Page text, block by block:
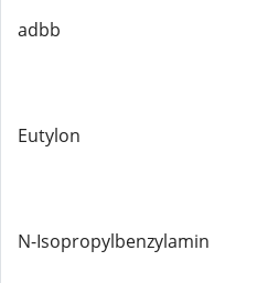
adbb
Eutylon
N-Isopropylbenzylamin